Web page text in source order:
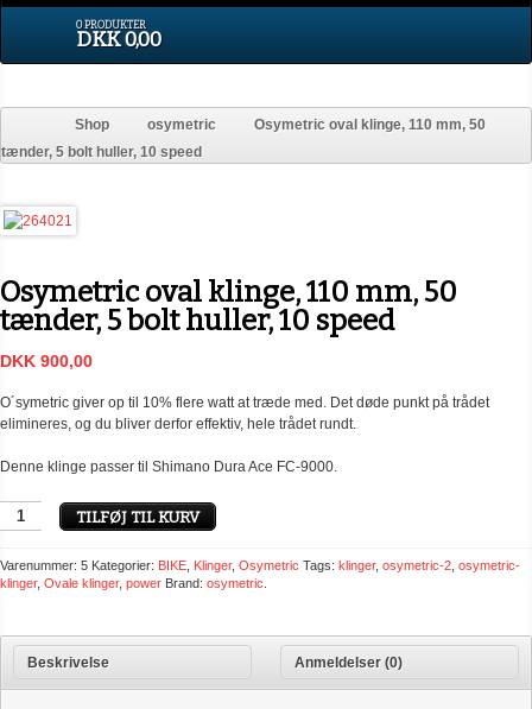
0 PRODUKTER
DKK 0,00
Shop osymetric
Osymetric oval klinge, 110 mm, 50
tænder, 5 bolt huller, 10 speed
Osymetric oval klinge, 110 mm, 50
tænder, 5 bolt huller, 10 speed
DKK 900,00
O´symetric giver op til 10% flere watt at træde med. Det døde punkt på trådet
elimineres, og du bliver derfor effektiv, hele trådet rundt.
Denne klinge passer til Shimano Dura Ace FC-9000.
TILFØJ TIL KURV
Varenummer: 5 Kategorier: BIKE Klinger, Osymetric Tags: klinger, osymetric-2 osymetric-
klinger, Ovale klinger, power Brand: osymetric
Beskrivelse Anmeldelser (0)